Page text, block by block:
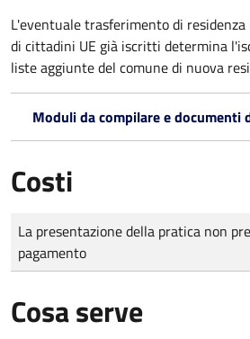
L'eventuale trasferimento di
di cittadini UE già iscritti determina
liste aggiunte del comune di nuova
Moduli da compilare e documenti
Costi
Tipo di pagamento
Importo
La presentazione della pratica non
pagamento
Cosa serve